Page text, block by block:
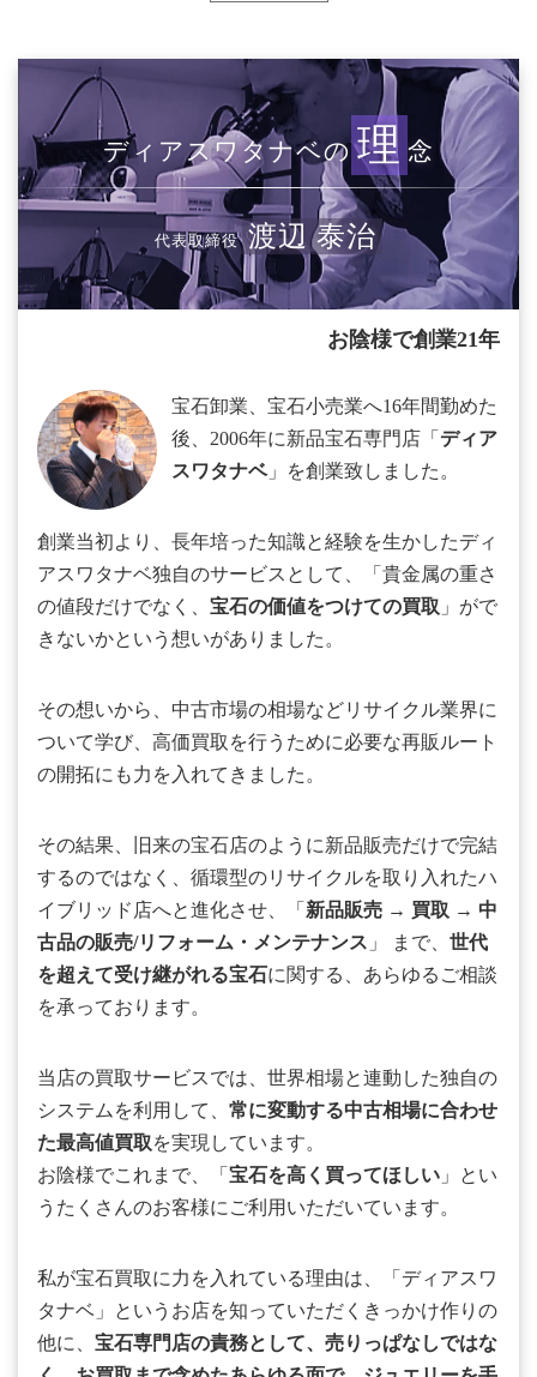
ディアスワタナベの 理 念
代表取締役 渡辺 泰治
お陰様で創業21年
宝石卸業、宝石小売業へ16年間勤めた
後、2006年に新品宝石専門店「 ディア
スワタナベ」を創業致しました。
創業当初より、長年培った知識と経験を生かしたディ
アスワタナベ独自のサービスとして、「貴金属の重さ
の値段だけでなく、 宝石の価値をつけての買取 」がで
きないかという想いがありました。
その想いから、中古市場の相場などリサイクル業界に
ついて学び、高価買取を行うために必要な再販ルート
の開拓にも力を入れてきました。
その結果、旧来の宝石店のように新品販売だけで完結
するのではなく、循環型のリサイクルを取り入れたハ
イブリッド店へと進化させ、「 新品販売 → 買取 → 中
古品の販売/リフォーム・メンテナンス 」 まで、 世代
を超えて受け継がれる宝石に関する、あらゆるご相談
を承っております。
当店の買取サービスでは、世界相場と連動した独自の
システムを利用して、 常に変動する中古相場に合わせ
た最高値買取を実現しています。
お陰様でこれまで、「 宝石を高く買ってほしい 」とい
うたくさんのお客様にご利用いただいています。
私が宝石買取に力を入れている理由は、「ディアスワ
タナベ」というお店を知っていただくきっかけ作りの
他に、 宝石専門店の責務として、売りっぱなしではな